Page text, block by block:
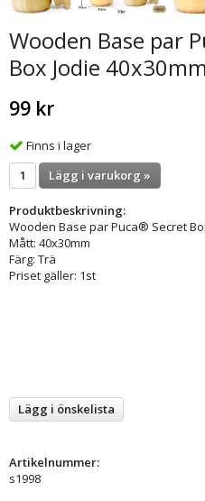
Wooden Base par
Box Jodie
99 kr
Finns i lager
Lägg i varukorg »
Produktbeskrivning:
Wooden Base par Puca® Secret
Mått: 40x30mm
Färg: Trä
Priset gäller: 1st
Lägg i önskelista
Artikelnummer:
s1998